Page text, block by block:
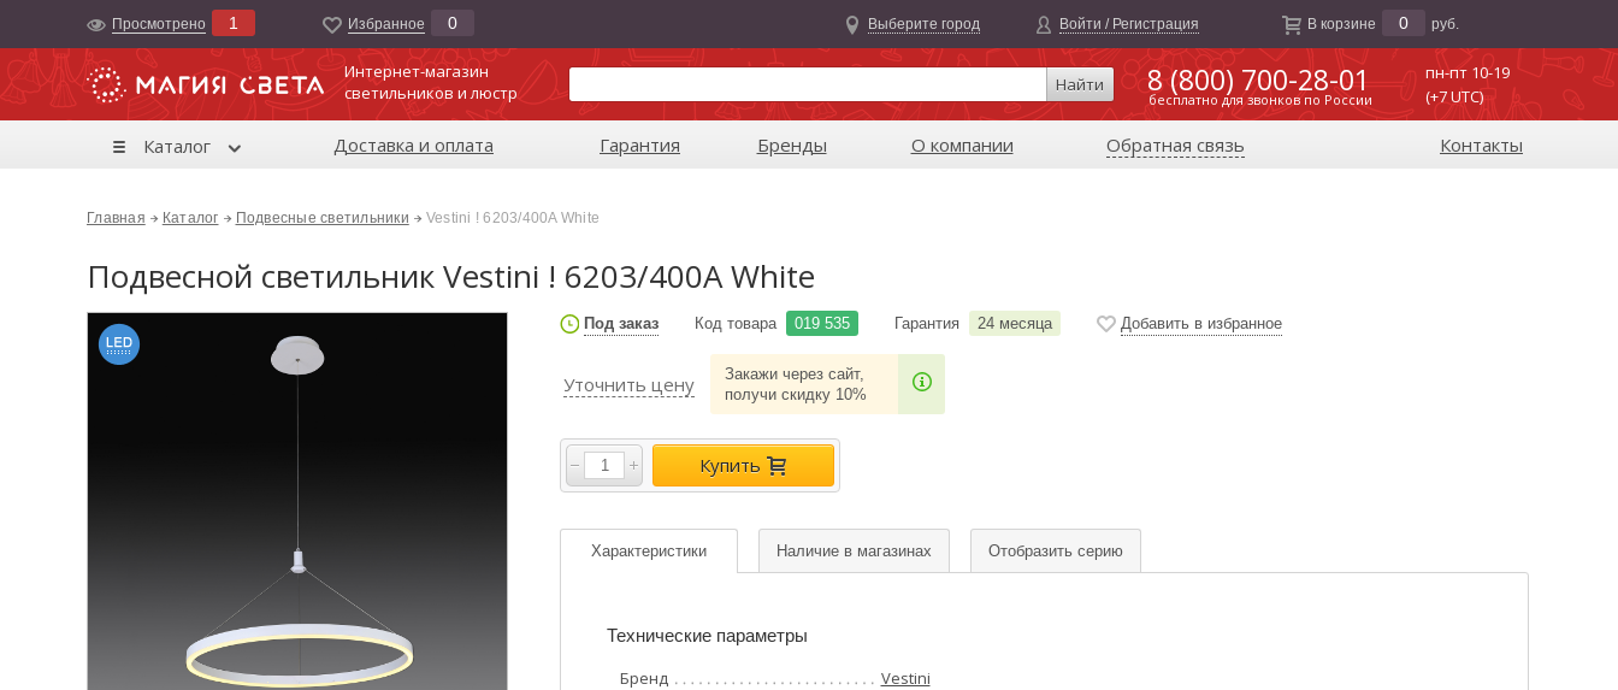
Просмотрено 1 Избранноe 0 Выберите город Войти / Регистрация В корзине 0 руб.
Интернет-магазин
светильников и люстр
Найти 8 (800) 700-28-01
бесплатно для звонков по России
пн-пт 10-19
(+7 UTC)
Каталог Доставка и оплата Гарантия Бренды О компании Обратная связь Контакты
Главная Каталог Подвесные светильники Vestini ! 6203/400A White
Подвесной светильник Vestini ! 6203/400A White
Под заказ Код товара 019 535 Гарантия 24 месяца Добавить в избранное
Уточнить цену
Закажи через сайт,
получи скидку 10%
Купить
Характеристики Наличие в магазинах Отобразить серию
Технические параметры
Бренд
Vestini